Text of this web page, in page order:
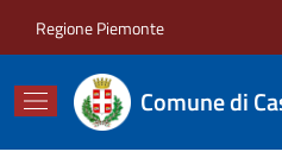
Regione Piemonte
Comune di